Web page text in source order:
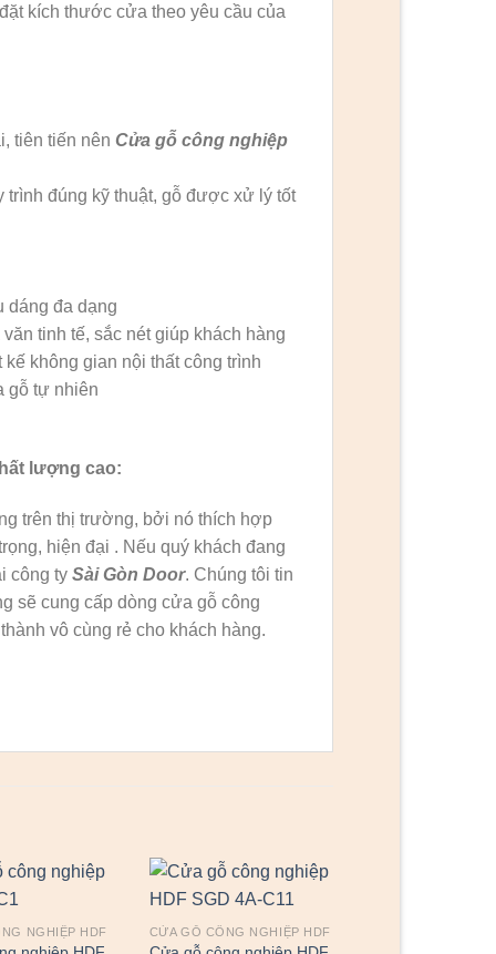
kích thước cửa theo yêu cầu của
tiên tiến nên Cửa gỗ công nghiệp
trình đúng kỹ thuật, gỗ được xử lý tốt
dáng đa dạng
tinh tế, sắc nét giúp khách hàng
không gian nội thất công trình
gỗ tự nhiên
lượng cao:
trên thị trường, bởi nó thích hợp
hiện đại . Nếu quý khách đang
công ty Sài Gòn Door. Chúng tôi tin
sẽ cung cấp dòng cửa gỗ công
vô cùng rẻ cho khách hàng.
NGHIỆP HDF CỬA GỖ CÔNG NGHIỆP HDF